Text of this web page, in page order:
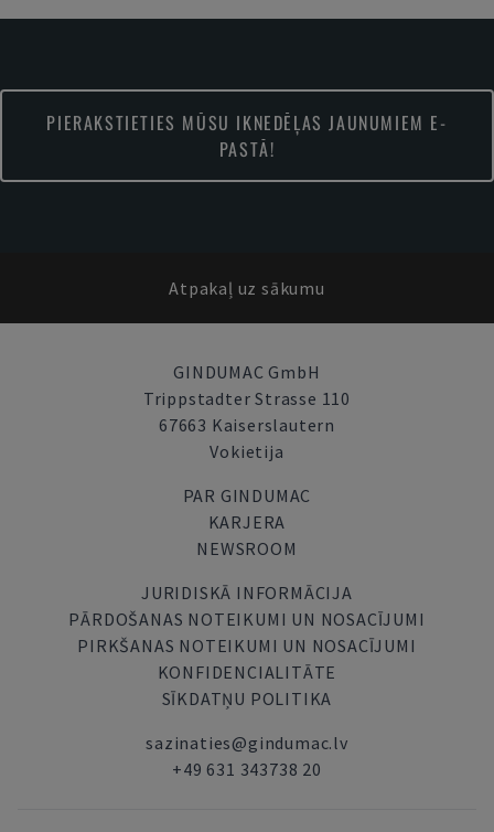
PIERAKSTIETIES MŪSU IKNEDĒĻAS JAUNUMIEM E-
PASTĀ!
Atpakaļ uz sākumu
GINDUMAC GmbH
Trippstadter Strasse 110
67663 Kaiserslautern
Vokietija
PAR GINDUMAC
KARJERA
NEWSROOM
JURIDISKĀ INFORMĀCIJA
PĀRDOŠANAS NOTEIKUMI UN NOSACĪJUMI
PIRKŠANAS NOTEIKUMI UN NOSACĪJUMI
KONFIDENCIALITĀTE
SĪKDATŅU POLITIKA
sazinaties@gindumac.lv
+49 631 343738 20